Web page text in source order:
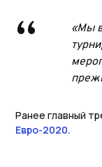
«Мы
Ранее главный
Евро-2020.